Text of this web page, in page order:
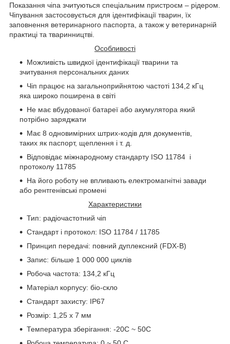
Показання чіпа зчитуються спеціальним пристроєм – рідером.
Чіпування застосовується для ідентифікації тварин, їх
заповнення ветеринарного паспорта, а також у ветеринарній
практиці та тваринництві.
Особливості
Можливість швидкої ідентифікації тварини та
зчитування персональних даних
Чіп працює на загальноприйнятою частоті 134,2 кГц
яка широко поширена в світі
Не має вбудованої батареї або акумулятора який
потрібно заряджати
Має 8 одновимірних штрих-кодів для документів,
таких як паспорт, щеплення і т. д.
Відповідає міжнародному стандарту ISO 11784 і
протоколу 11785
На його роботу не впливають електромагнітні завади
або рентгенівські промені
Характеристики
Тип: радіочастотний чіп
Стандарт і протокол: ISO 11784 / 11785
Принцип передачі: повний дуплексний (FDX-B)
Запис: більше 1 000 000 циклів
Робоча частота: 134,2 кГц
Матеріал корпусу: біо-скло
Стандарт захисту: IP67
Розмір: 1,25 х 7 мм
Температура зберігання: -20С ~ 50С